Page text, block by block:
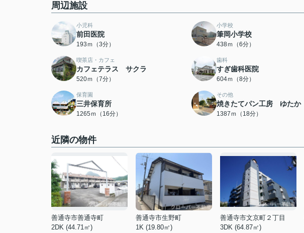
周辺施設
小児科
前田医院
193ｍ（3分）
小学校
筆岡小学校
438ｍ（6分）
喫茶店・カフェ
カフェテラス サクラ
520ｍ（7分）
歯科
すぎ歯科医院
604ｍ（8分）
保育園
三井保育所
1265ｍ（16分）
その他
焼きたてパン工房 ゆたか
1387ｍ（18分）
近隣の物件
善通寺市善通寺町
2DK (44.71㎡)
善通寺市生野町
1K (19.80㎡)
善通寺市文京町２丁目
3DK (64.87㎡)